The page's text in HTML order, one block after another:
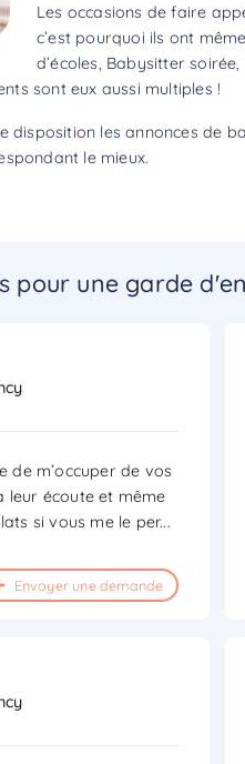
Les occasions de faire
c’est pourquoi ils ont
d’écoles, Babysitter
sont eux aussi multiples !
les annonces de
le mieux.
pour une garde
de m’occuper de vos
leur écoute et même
si vous me le per...
Envoyer une demande